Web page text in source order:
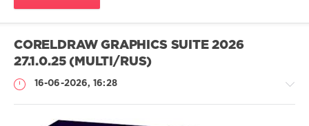
CORELDRAW GRAPHICS SUITE 2026
27.1.0.25 (MULTI/RUS)
16-06-2026, 16:28